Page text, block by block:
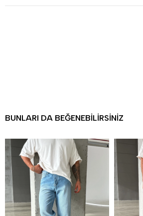
BUNLARI DA BEĞENEBILIRSINIZ